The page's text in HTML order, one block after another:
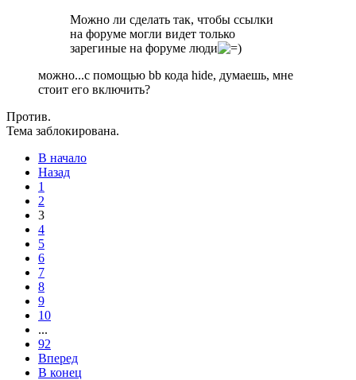
Можно ли сделать так, чтобы ссылки
на форуме могли видет только
зарегиные на форуме люди
можно...с помощью bb кода hide, думаешь, мне
стоит его включить?
Против.
Тема заблокирована.
В начало
Назад
1
2
3
4
5
6
7
8
9
10
...
92
Вперед
В конец